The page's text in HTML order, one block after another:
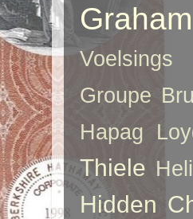
Graham
Voelsings
Groupe
Hapag
Thiele
Hidden